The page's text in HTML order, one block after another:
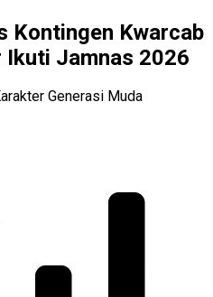
Kontingen Kwarcab
Ikuti Jamnas 2026
Generasi Muda